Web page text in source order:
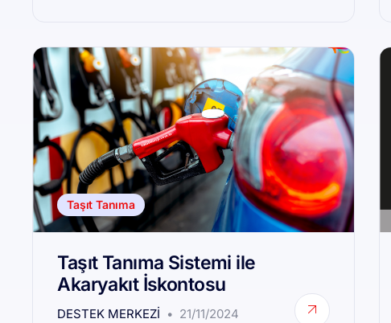
Taşıt Tanıma
Taşıt Tanıma Sistemi ile
Akaryakıt İskontosu
DESTEK MERKEZI 21/11/2024